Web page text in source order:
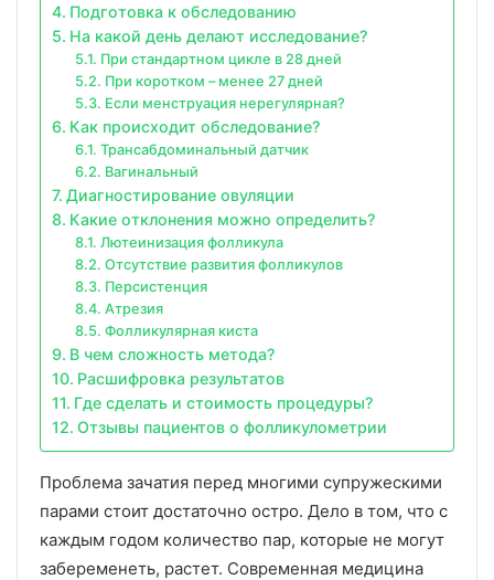
Подготовка к обследованию
На какой день делают исследование?
При стандартном цикле в 28 дней
При коротком – менее 27 дней
Если менструация нерегулярная?
Как происходит обследование?
Трансабдоминальный датчик
Вагинальный
Диагностирование овуляции
Какие отклонения можно определить?
Лютеинизация фолликула
Отсутствие развития фолликулов
Персистенция
Атрезия
Фолликулярная киста
В чем сложность метода?
Расшифровка результатов
Где сделать и стоимость процедуры?
Отзывы пациентов о фолликулометрии
Проблема зачатия перед многими супружескими
парами стоит достаточно остро. Дело в том, что с
каждым годом количество пар, которые не могут
забеременеть, растет. Современная медицина